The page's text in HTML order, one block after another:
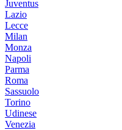
Juventus
Lazio
Lecce
Milan
Monza
Napoli
Parma
Roma
Sassuolo
Torino
Udinese
Venezia